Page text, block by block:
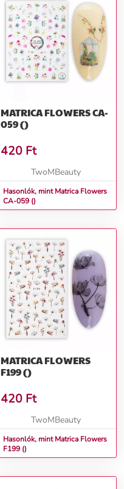
MATRICA FLOWERS CA-
059 ()
420 Ft
TwoMBeauty
Hasonlók, mint Matrica Flowers
CA-059 ()
MATRICA FLOWERS
F199 ()
420 Ft
TwoMBeauty
Hasonlók, mint Matrica Flowers
F199 ()